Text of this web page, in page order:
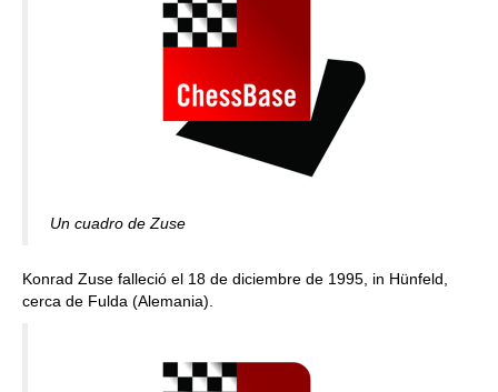
Un cuadro de Zuse
Konrad Zuse falleció el 18 de diciembre de 1995, in Hünfeld,
cerca de Fulda (Alemania).